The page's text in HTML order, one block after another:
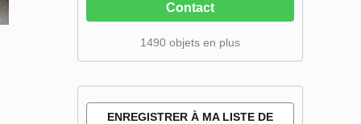
Contact
1490 objets en plus
ENREGISTRER À MA LISTE DE